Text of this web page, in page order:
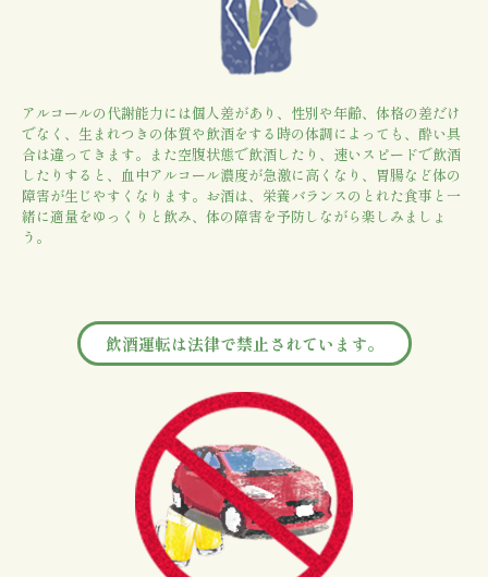
アルコールの代謝能力には個人差があり、性別や年齢、体格の差だけ
でなく、生まれつきの体質や飲酒をする時の体調によっても、酔い具
合は違ってきます。また空腹状態で飲酒したり、速いスピードで飲酒
したりすると、血中アルコール濃度が急激に高くなり、胃腸など体の
障害が生じやすくなります。お酒は、栄養バランスのとれた食事と一
緒に適量をゆっくりと飲み、体の障害を予防しながら楽しみましょ
う。
飲酒運転は法律で禁止されています。